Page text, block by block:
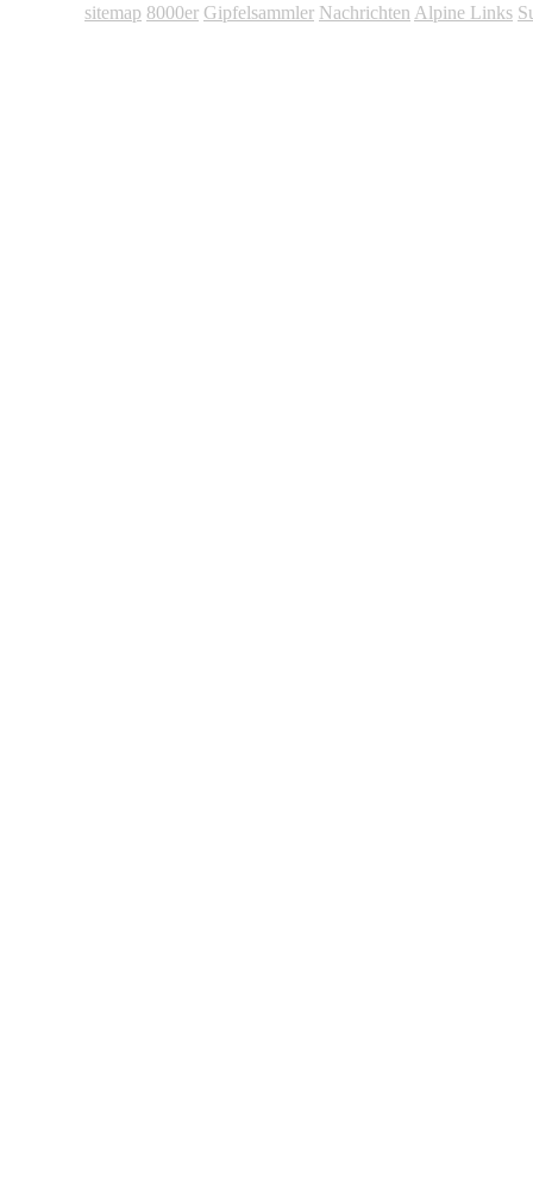
sitemap 8000er Gipfelsammler Nachrichten Alpine Links